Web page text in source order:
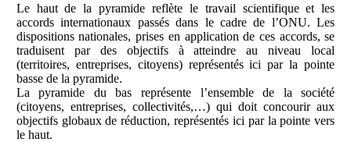
Le haut de la pyramide reflète le travail scientifique et les
accords internationaux passés dans le cadre de l’ONU. Les
dispositions nationales, prises en application de ces accords, se
traduisent par des objectifs à atteindre au niveau local
(territoires, entreprises, citoyens) représentés ici par la pointe
basse de la pyramide.
La pyramide du bas représente l’ensemble de la société
(citoyens, entreprises, collectivités,…) qui doit concourir aux
objectifs globaux de réduction, représentés ici par la pointe vers
le haut.